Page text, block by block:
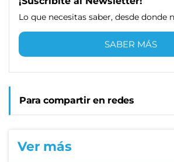
Lo que necesitas saber, desde donde
SABER MÁS
Para compartir en redes
Ver más